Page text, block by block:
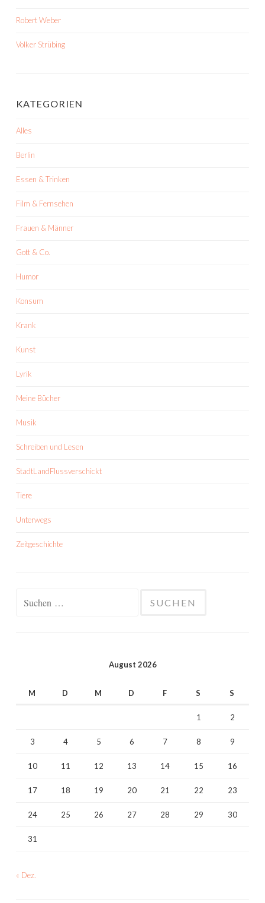
Robert Weber
Volker Strübing
KATEGORIEN
Alles
Berlin
Essen & Trinken
Film & Fernsehen
Frauen & Männer
Gott & Co.
Humor
Konsum
Krank
Kunst
Lyrik
Meine Bücher
Musik
Schreiben und Lesen
StadtLandFlussverschickt
Tiere
Unterwegs
Zeitgeschichte
August 2026
M D M D F S S
1 2
3 4 5 6 7 8 9
10 11 12 13 14 15 16
17 18 19 20 21 22 23
24 25 26 27 28 29 30
31
« Dez.